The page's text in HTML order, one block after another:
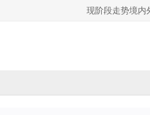
现阶段走势境内